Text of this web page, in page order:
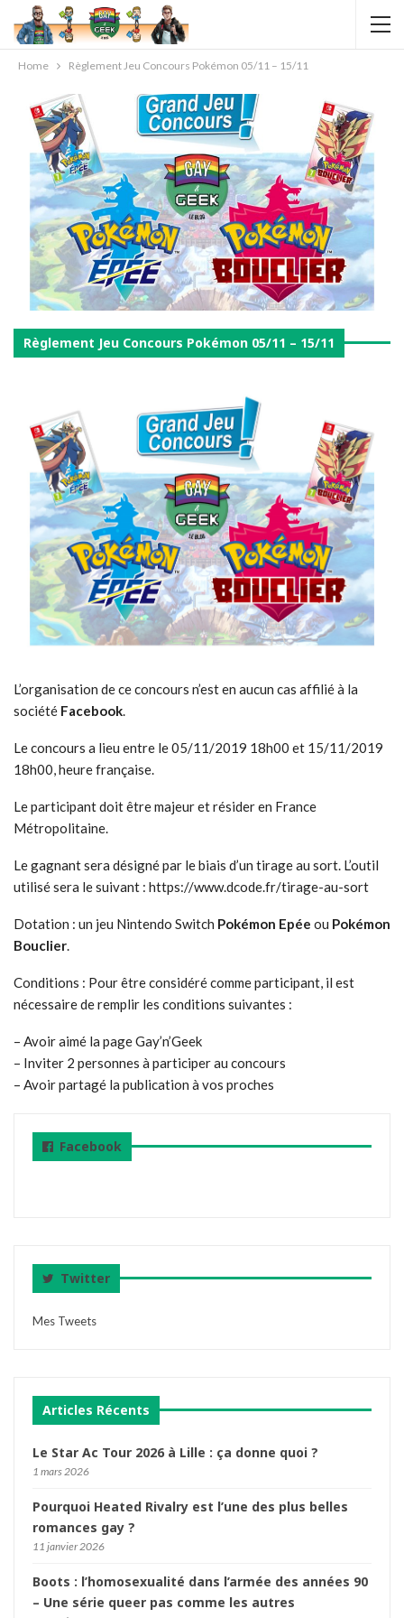
Home Règlement Jeu Concours Pokémon 05/11 – 15/11
Règlement Jeu Concours Pokémon 05/11 – 15/11
L’organisation de ce concours n’est en aucun cas affilié à la
société Facebook.
Le concours a lieu entre le 05/11/2019 18h00 et 15/11/2019
18h00, heure française.
Le participant doit être majeur et résider en France
Métropolitaine.
Le gagnant sera désigné par le biais d’un tirage au sort. L’outil
utilisé sera le suivant : https://www.dcode.fr/tirage-au-sort
Dotation : un jeu Nintendo Switch Pokémon Epée ou Pokémon
Bouclier.
Conditions : Pour être considéré comme participant, il est
nécessaire de remplir les conditions suivantes :
– Avoir aimé la page Gay’n’Geek
– Inviter 2 personnes à participer au concours
– Avoir partagé la publication à vos proches
Facebook
Twitter
Mes Tweets
Articles Récents
Le Star Ac Tour 2026 à Lille : ça donne quoi ?
1 mars 2026
Pourquoi Heated Rivalry est l’une des plus belles
romances gay ?
11 janvier 2026
Boots : l’homosexualité dans l’armée des années 90
– Une série queer pas comme les autres